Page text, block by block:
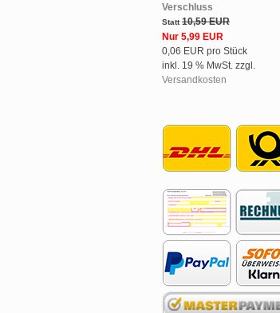
Verschluss
Statt10,59 EUR
Nur 5,99 EUR
0,06 EUR pro Stück
inkl. 19 % MwSt. zzgl.
Versandkosten